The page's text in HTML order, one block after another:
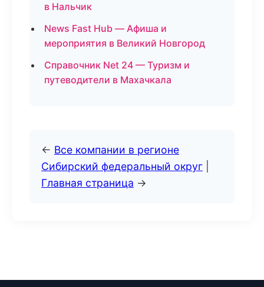
в Нальчик
News Fast Hub — Афиша и
мероприятия в Великий Новгород
Справочник Net 24 — Туризм и
путеводители в Махачкала
← Все компании в регионе
Сибирский федеральный округ
Главная страница →